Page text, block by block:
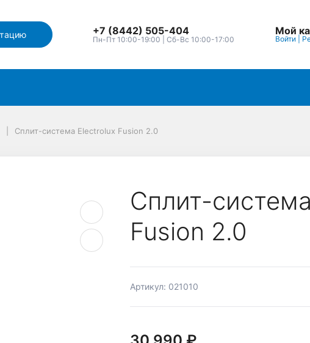
+7 (8442) 505-404
Пн-Пт 10:00-19:00 | Сб-Вс 10:00-17:00
Мой
Войти|
Сплит-система Electrolux Fusion 2.0
Сплит-
Fusion 2.0
Артикул: 021010